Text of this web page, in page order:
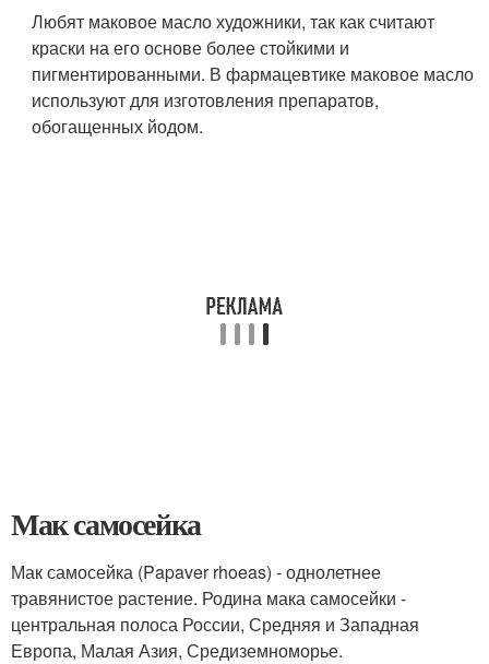
Любят маковое масло художники, так как считают
краски на его основе более стойкими и
пигментированными. В фармацевтике маковое масло
используют для изготовления препаратов,
обогащенных йодом.
Мак самосейка
Мак самосейка (Papaver rhoeas) - однолетнее
травянистое растение. Родина мака самосейки -
центральная полоса России, Средняя и Западная
Европа, Малая Азия, Средиземноморье.